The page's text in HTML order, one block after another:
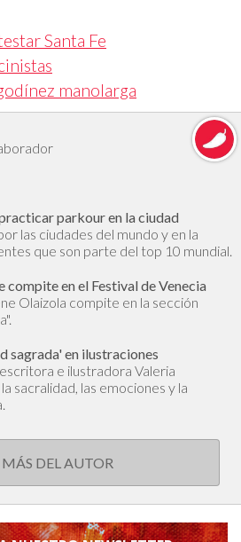
Santa Fe
manolarga
parkour en la ciudad
las ciudades del mundo y en la
que son parte del top 10 mundial.
compite en el Festival de Venecia
Olaizola compite en la sección
sagrada' en ilustraciones
e ilustradora Valeria
sacralidad, las emociones y la
MÁS DEL AUTOR